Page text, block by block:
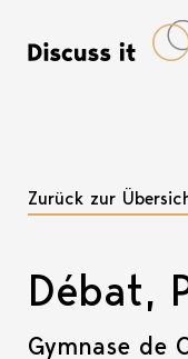
Zurück zur
Débat,
Gymnase de